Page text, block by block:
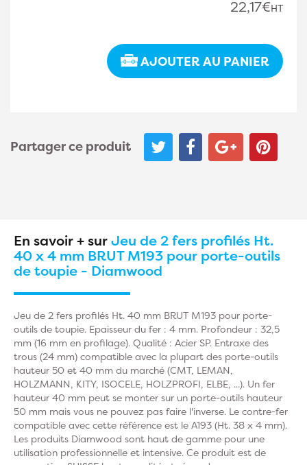
22,17€HT
AJOUTER AU PANIER
Partager ce produit
En savoir + surJeu de 2 fers profilés Ht.
40 x 4 mm BRUT M193 pour porte-outils
de toupie - Diamwood
Jeu de 2 fers profilés Ht. 40 mm BRUT M193 pour porte-
outils de toupie. Epaisseur du fer : 4 mm. Profondeur : 32,5
mm (16 mm en profilage). Qualité : Acier SP. Entraxe des
trous (24 mm) compatible avec la plupart des porte-outils
hauteur 50 et 40 mm du marché (CMT, LEMAN,
HOLZMANN, KITY, ISOCELE, HOLZPROFI, ELBE, ...). Un fer
hauteur 40 mm peut se monter sur un porte-outils hauteur
50 mm mais vous ne pouvez pas faire l'inverse. Le contre-fer
compatible avec cette référence est le A193 (Ht. 38 x 4 mm).
Les produits Diamwood sont haut de gamme pour une
utilisation professionnelle et intensive. Ce produit est de